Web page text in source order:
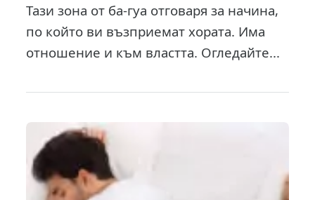
Тази зона от ба-гуа отговаря за начина,
по който ви възприемат хората. Има
отношение и към властта. Огледайте...